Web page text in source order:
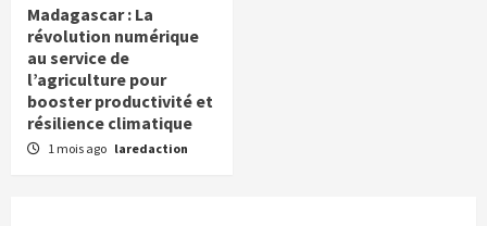
Madagascar : La
révolution numérique
au service de
l’agriculture pour
booster productivité et
résilience climatique
1 mois ago laredaction